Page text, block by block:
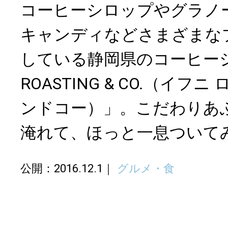
コーヒーシロップやグラノ
キャンディなどさまざま
している静岡県のコーヒー
ROASTING & CO.（イフニ
ンドコー）」。こだわりあ
淹れて、ほっと一息ついて
公開：2016.12.1 グルメ・食